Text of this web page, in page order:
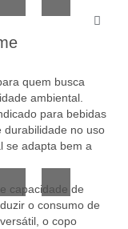
Utilidades
de
Vidro
Confeitaria
e
Presente
quem busca
ambiental.
para bebidas
durabilidade no uso
se adapta bem a
capacidade de
o consumo de
o copo